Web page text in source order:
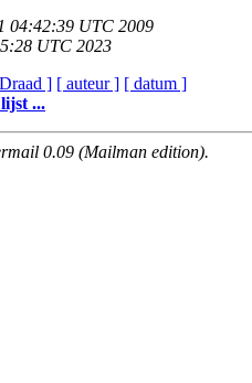
04:42:39 UTC 2009
UTC 2023
] [ auteur ] [ datum ]
...
0.09 (Mailman edition).